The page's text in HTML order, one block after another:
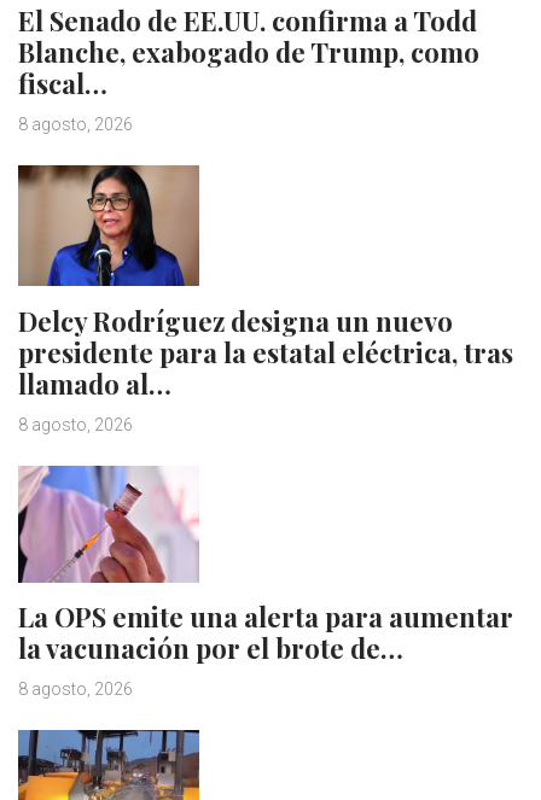
El Senado de EE.UU. confirma a Todd
Blanche, exabogado de Trump, como
fiscal…
8 agosto, 2026
Delcy Rodríguez designa un nuevo
presidente para la estatal eléctrica, tras
llamado al…
8 agosto, 2026
La OPS emite una alerta para aumentar
la vacunación por el brote de…
8 agosto, 2026